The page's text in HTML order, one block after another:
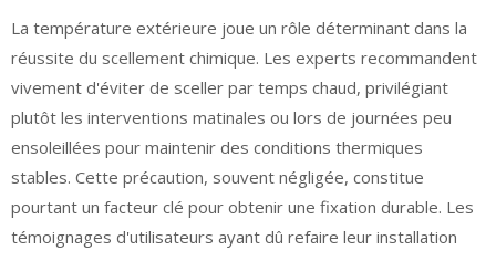
La température extérieure joue un rôle déterminant dans la
réussite du scellement chimique. Les experts recommandent
vivement d'éviter de sceller par temps chaud, privilégiant
plutôt les interventions matinales ou lors de journées peu
ensoleillées pour maintenir des conditions thermiques
stables. Cette précaution, souvent négligée, constitue
pourtant un facteur clé pour obtenir une fixation durable. Les
témoignages d'utilisateurs ayant dû refaire leur installation